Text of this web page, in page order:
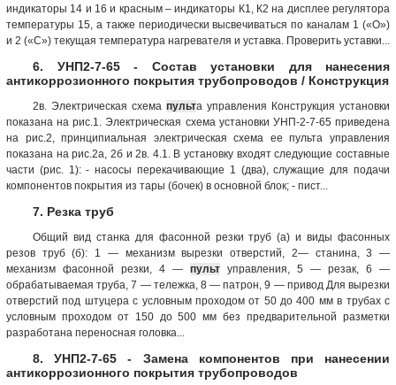
индикаторы 14 и 16 и красным – индикаторы К1, К2 на дисплее регулятора
температуры 15, а также периодически высвечиваться по каналам 1 («О»)
и 2 («С») текущая температура нагревателя и уставка. Проверить уставки...
6. УНП2-7-65 - Состав установки для нанесения
антикоррозионного покрытия трубопроводов / Конструкция
2в. Электрическая схема пульта управления Конструкция установки
показана на рис.1. Электрическая схема установки УНП-2-7-65 приведена
на рис.2, принципиальная электрическая схема eе пульта управления
показана на рис.2а, 2б и 2в. 4.1. В установку входят следующие составные
части (рис. 1): - насосы перекачивающие 1 (два), служащие для подачи
компонентов покрытия из тары (бочек) в основной блок; - пист...
7. Резка труб
Общий вид станка для фасонной резки труб (а) и виды фасонных
резов труб (б): 1 — механизм вырезки отверстий, 2— станина, 3 —
механизм фасонной резки, 4 — пульт управления, 5 — резак, 6 —
обрабатываемая труба, 7 — тележка, 8 — патрон, 9 — привод Для вырезки
отверстий под штуцера с условным проходом от 50 до 400 мм в трубах с
условным проходом от 150 до 500 мм без предварительной разметки
разработана переносная головка...
8. УНП2-7-65 - Замена компонентов при нанесении
антикоррозионного покрытия трубопроводов